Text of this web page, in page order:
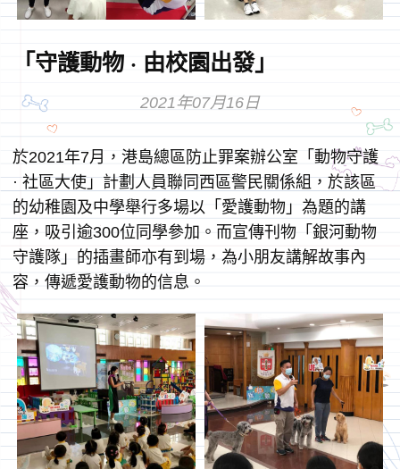
「守護動物 · 由校園出發」
2021年07月16日
於2021年7月，港島總區防止罪案辦公室「動物守護
· 社區大使」計劃人員聯同西區警民關係組，於該區
的幼稚園及中學舉行多場以「愛護動物」為題的講
座，吸引逾300位同學參加。而宣傳刊物「銀河動物
守護隊」的插畫師亦有到場，為小朋友講解故事內
容，傳遞愛護動物的信息。